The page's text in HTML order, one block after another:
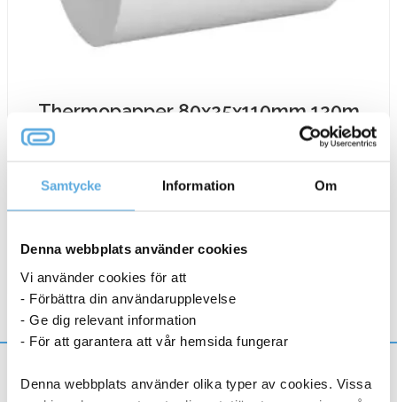
Samtycke Information Om
Denna webbplats använder cookies
Vi använder cookies för att
- Förbättra din användarupplevelse
- Ge dig relevant information
- För att garantera att vår hemsida fungerar
Denna webbplats använder olika typer av cookies. Vissa
Thermopapper 80x25x110mm 120m
Thermopapper
120m
mängd
Information